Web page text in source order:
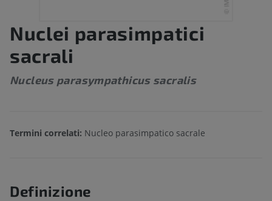
Nuclei parasimpatici
sacrali
Nucleus parasympathicus sacralis
Termini correlati: Nucleo parasimpatico sacrale
Definizione